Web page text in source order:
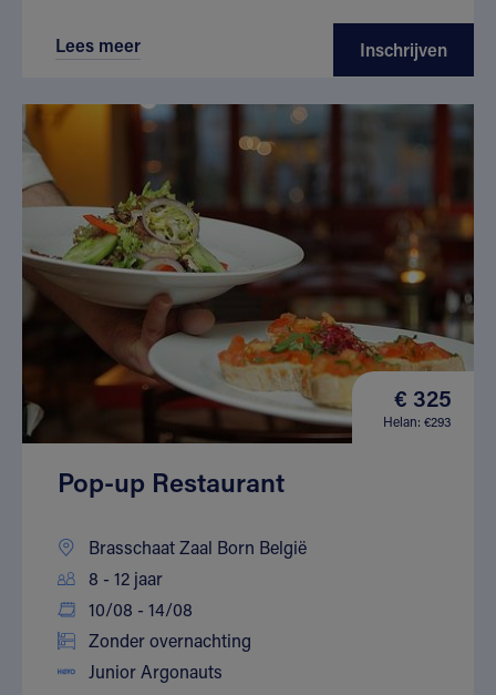
Lees meer Inschrijven
€ 325
Helan: €293
Pop-up Restaurant
Brasschaat Zaal Born België
8 - 12 jaar
10/08 - 14/08
Zonder overnachting
Junior Argonauts